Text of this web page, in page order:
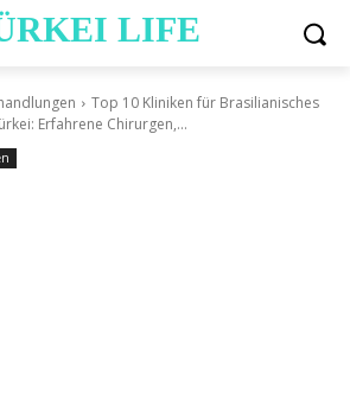
LIFE
Top 10 Kliniken für Brasilianisches
Erfahrene Chirurgen,...